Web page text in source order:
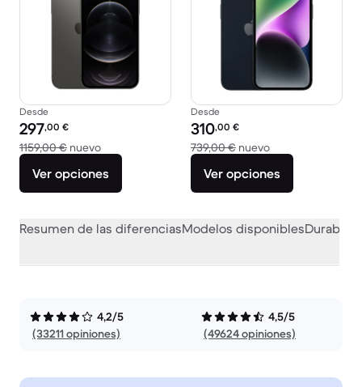
Desde
Precio reacondicionado:
297,00 €
1159,00 € nuevoEl dispositivo nuevo vale 1159,00 €
Ver opciones
Desde
Precio reacondicionado:
310,00 €
739,00 € nuevoEl dispositivo
Ver opciones
Resumen de las diferenciasModelos disponibles
4,2/5
(33211 opiniones)
4,5/5
(49624 opiniones)